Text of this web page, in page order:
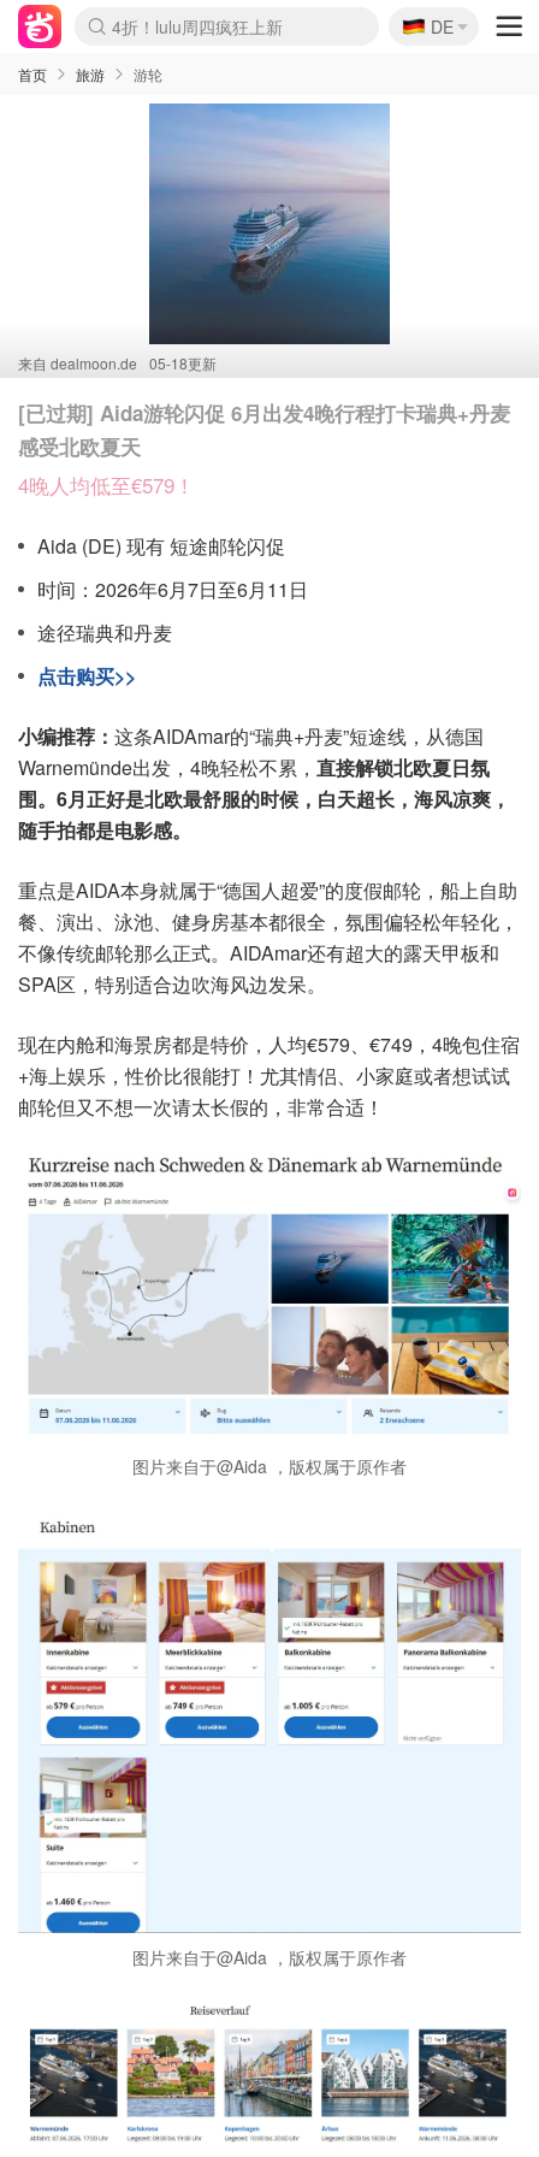
Boticinal 夏促开抢！
4折！lulu周四疯狂上新
还没结束！&OtherStories大促
Joybuy变相75折 随时失效
速领！Stanley独家85折
疑似霸哥！Camper额外叠85折
Zalando 奥莱闪促！每日更新
Moncler反季囤！5折起+叠9折
Coach Brooklyn仅€192
🇩🇪
DE
首页 旅游 游轮
来自 dealmoon.de 05-18更新
[已过期] Aida游轮闪促 6月出发4晚行程打卡瑞典+丹麦
感受北欧夏天
4晚人均低至€579！
Aida (DE) 现有 短途邮轮闪促
时间：2026年6月7日至6月11日
途径瑞典和丹麦
点击购买>>
小编推荐： 这条AIDAmar的“瑞典+丹麦”短途线，从德国
Warnemünde出发，4晚轻松不累， 直接解锁北欧夏日氛
围。6月正好是北欧最舒服的时候，白天超长，海风凉爽，
随手拍都是电影感。
重点是AIDA本身就属于“德国人超爱”的度假邮轮，船上自助
餐、演出、泳池、健身房基本都很全，氛围偏轻松年轻化，
不像传统邮轮那么正式。AIDAmar还有超大的露天甲板和
SPA区，特别适合边吹海风边发呆。
现在内舱和海景房都是特价，人均€579、€749，4晚包住宿
+海上娱乐，性价比很能打！尤其情侣、小家庭或者想试试
邮轮但又不想一次请太长假的，非常合适！
图片来自于@Aida ，版权属于原作者
图片来自于@Aida ，版权属于原作者